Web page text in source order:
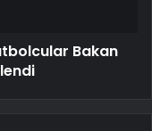
Bakan